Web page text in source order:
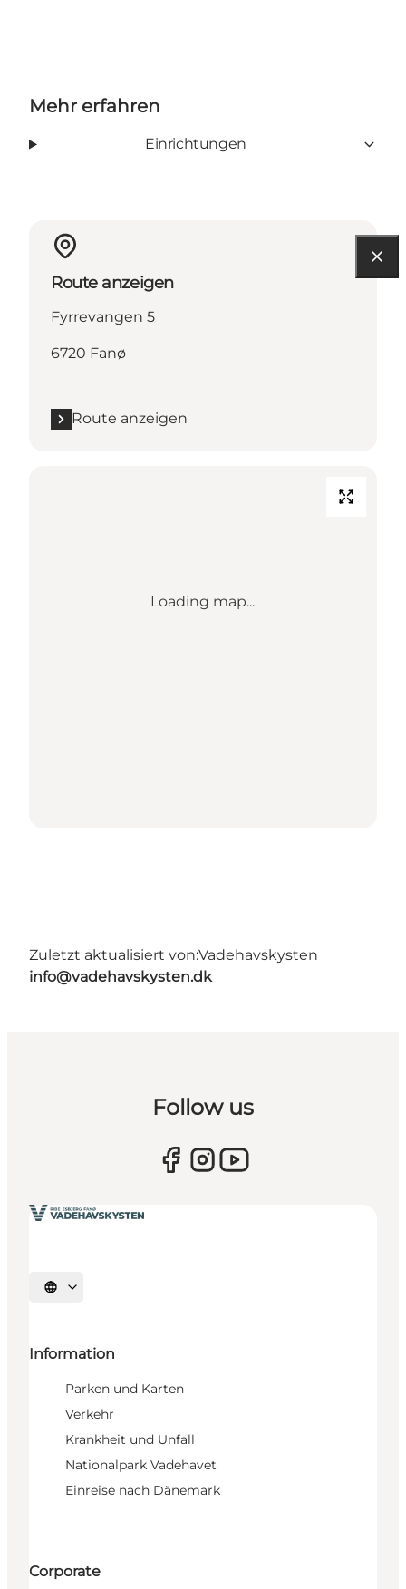
Mehr erfahren
Einrichtungen
Route anzeigen
Fyrrevangen 5
6720 Fanø
Route anzeigen
Loading map...
Zuletzt aktualisiert von:Vadehavskysten
info@vadehavskysten.dk
Follow us
Sprache auswählen
Information
Parken und Karten
Verkehr
Krankheit und Unfall
Nationalpark Vadehavet
Einreise nach Dänemark
Corporate